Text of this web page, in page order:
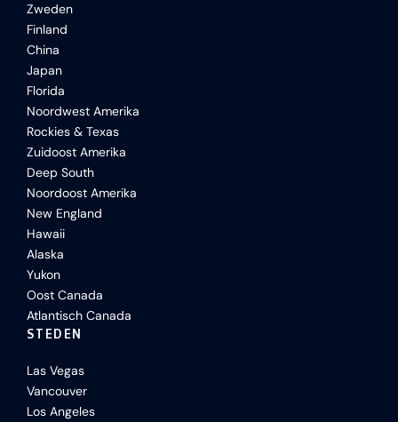
Zweden
Finland
China
Japan
Florida
Noordwest Amerika
Rockies & Texas
Zuidoost Amerika
Deep South
Noordoost Amerika
New England
Hawaii
Alaska
Yukon
Oost Canada
Atlantisch Canada
STEDEN
Las Vegas
Vancouver
Los Angeles